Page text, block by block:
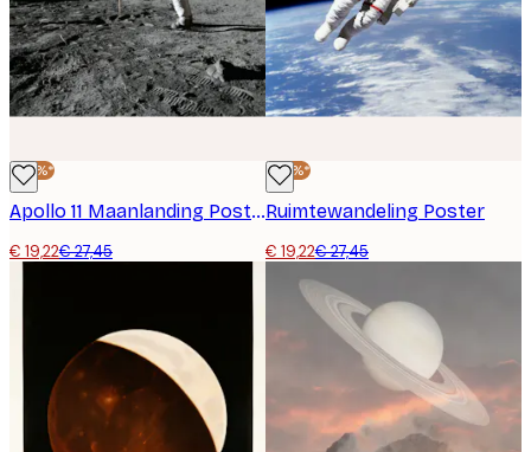
-30%*
Apollo 11 Maanlanding Poster
€ 19,22€ 27,45
-30%*
Ruimtewandeling Poster
€ 19,22€ 27,45